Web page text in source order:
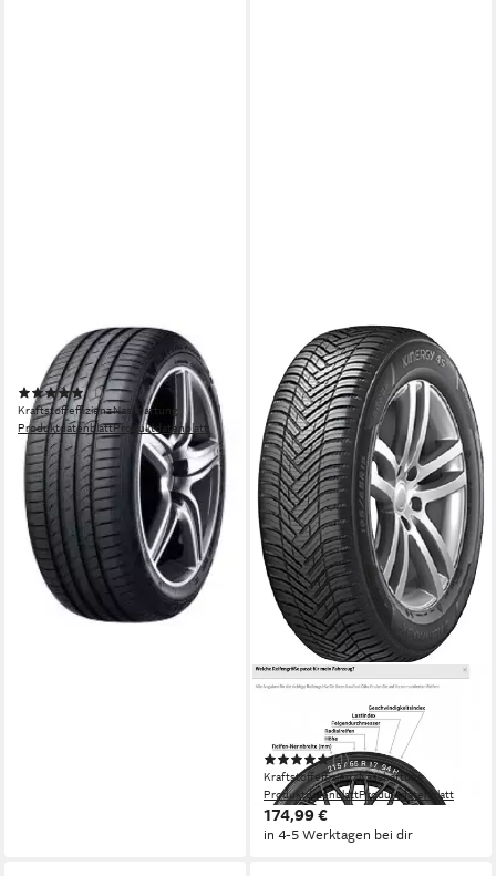
Sommerreifen N`Fera Primus
(1)
Kraftstoffeffizienz
Produktdatenblatt
Nasshaftung
Produktdatenblatt
139,99 €
in 4-5 Werktagen bei dir
HANKOOK
Ganzjahresreifen KINERGY-
4S2 (H750)
(1)
Kraftstoffeffizienz
Produktdatenblatt
Nasshaftung
Produktdatenblatt
174,99 €
in 4-5 Werktagen bei dir